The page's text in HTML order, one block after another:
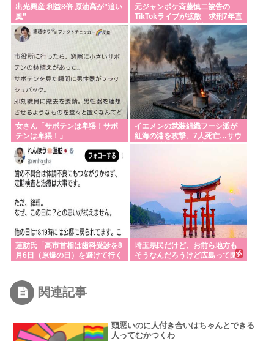
出光興産 利益8倍 原油高が”追い
風”
元ジャンポケ斉藤慎二被告の
TikTokライブが拡散 求刑7年直
後にうつろな目で高額ギフトね
だり続け「
女さん「サボテンは卑猥！サボ
テンは卑猥！」
イエメンの武装組織フーシ派が
紅海の港を攻撃、7人死亡…サウ
ジの石油施設にも攻撃！
蓮舫氏「高市首相は歯科受診を8
月6日（原爆の日）を避けて行く
埼玉県民だけど、お前ら地方も
そうなんだろうけど広島って閉
関連記事
頭悪いのに人付き合いはちゃんとできる
人ってむかつくわ